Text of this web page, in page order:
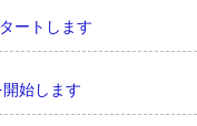
ートします
始します